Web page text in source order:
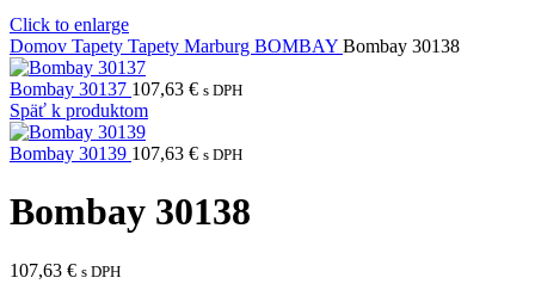
Click to enlarge
Domov Tapety Tapety Marburg BOMBAY Bombay 30138
Bombay 30137 107,63 € s DPH
Späť k produktom
Bombay 30139 107,63 € s DPH
Bombay 30138
107,63 € s DPH